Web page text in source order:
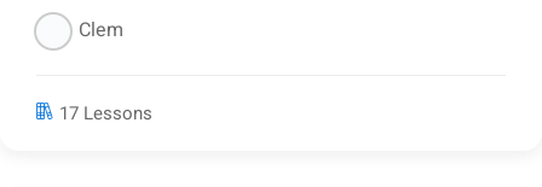
Clem
17 Lessons